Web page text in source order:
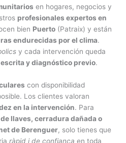
en hogares, negocios y
profesionales expertos en
bien Puerto (Patraix) y están
endurecidas por el clima.
y cada intervención queda
y diagnóstico previo.
con disponibilidad
Los clientes valoran
en la intervención. Para
llaves, cerradura dañada o
de Berenguer, solo tienes que
ràpid i de confiança en toda